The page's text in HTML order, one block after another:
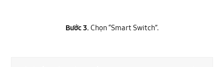
Bước 3.Chọn “Smart Switch”.